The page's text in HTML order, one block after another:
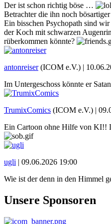
Der ist schon richtig böse …
Betrachter die ihn noch
Ein bisschen Psychopath sind
der Koch mit schwarzen
rüberkommen könnte?
antonreiser(ICOM e.V.) |
Im Untergeschoss könnte er
TrumixComics (ICOM e.V.) |
Ein Cartoon ohne Hilfe von KI!!
ugli | 09.06.2026 19:00
Wie ist der denn in den Himmel
Unsere Sponsoren